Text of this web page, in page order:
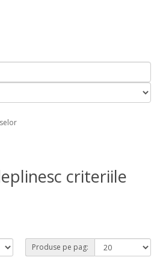
criteriile
Produse pe pag: